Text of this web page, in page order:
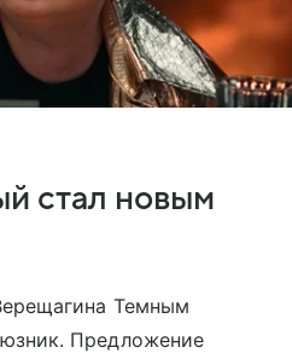
стал новым
Темным
Предложение